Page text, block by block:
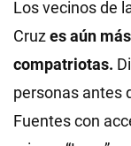
Los vecinos de
Cruzes aún
compatriotas.
personas antes
Fuentes con